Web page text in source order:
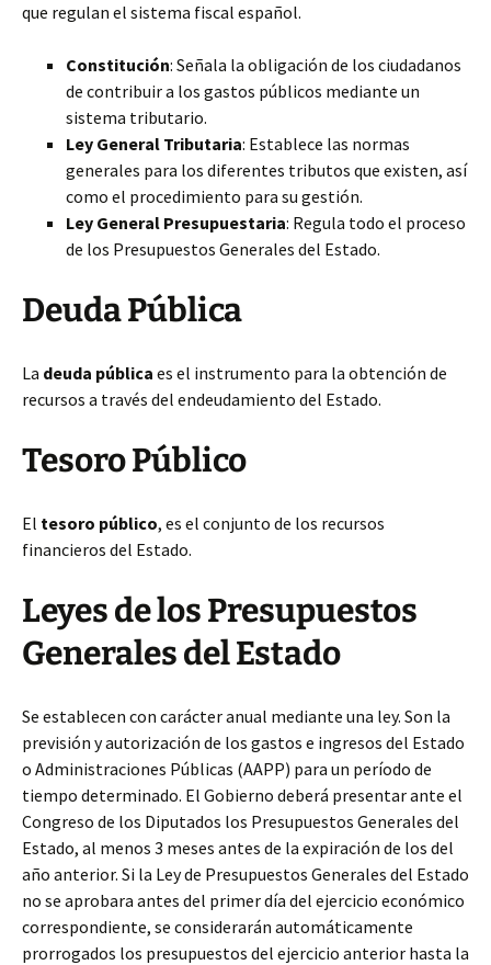
que regulan el sistema fiscal español.
Constitución: Señala la obligación de los ciudadanos
de contribuir a los gastos públicos mediante un
sistema tributario.
Ley General Tributaria: Establece las normas
generales para los diferentes tributos que existen, así
como el procedimiento para su gestión.
Ley General Presupuestaria: Regula todo el proceso
de los Presupuestos Generales del Estado.
Deuda Pública
La deuda pública es el instrumento para la obtención de
recursos a través del endeudamiento del Estado.
Tesoro Público
El tesoro público, es el conjunto de los recursos
financieros del Estado.
Leyes de los Presupuestos
Generales del Estado
Se establecen con carácter anual mediante una ley. Son la
previsión y autorización de los gastos e ingresos del Estado
o Administraciones Públicas (AAPP) para un período de
tiempo determinado. El Gobierno deberá presentar ante el
Congreso de los Diputados los Presupuestos Generales del
Estado, al menos 3 meses antes de la expiración de los del
año anterior. Si la Ley de Presupuestos Generales del Estado
no se aprobara antes del primer día del ejercicio económico
correspondiente, se considerarán automáticamente
prorrogados los presupuestos del ejercicio anterior hasta la